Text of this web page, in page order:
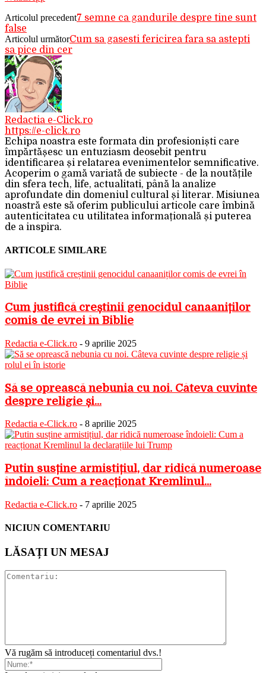
Articolul precedent7 semne ca gandurile despre tine sunt
false
Articolul următorCum sa gasesti fericirea fara sa astepti
sa pice din cer
Redactia e-Click.ro
https://e-click.ro
Echipa noastra este formata din profesioniști care
împărtășesc un entuziasm deosebit pentru
identificarea și relatarea evenimentelor semnificative.
Acoperim o gamă variată de subiecte - de la noutățile
din sfera tech, life, actualitati, până la analize
aprofundate din domeniul cultural și literar. Misiunea
noastră este să oferim publicului articole care îmbină
autenticitatea cu utilitatea informațională și puterea
de a inspira.
ARTICOLE SIMILARE
Cum justifică creștinii genocidul canaaniților
comis de evrei în Biblie
Redactia e-Click.ro - 9 aprilie 2025
Să se oprească nebunia cu noi. Câteva cuvinte
despre religie și...
Redactia e-Click.ro - 8 aprilie 2025
Putin susține armistițiul, dar ridică numeroase
îndoieli: Cum a reacționat Kremlinul...
Redactia e-Click.ro - 7 aprilie 2025
NICIUN COMENTARIU
LĂSAȚI UN MESAJ
Vă rugăm să introduceți comentariul dvs.!